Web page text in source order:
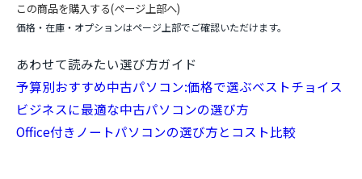
この商品を購入する(ページ上部へ)
価格・在庫・オプションはページ上部でご確認いただけます。
あわせて読みたい選び方ガイド
予算別おすすめ中古パソコン:価格で選ぶベストチョイス
ビジネスに最適な中古パソコンの選び方
Office付きノートパソコンの選び方とコスト比較